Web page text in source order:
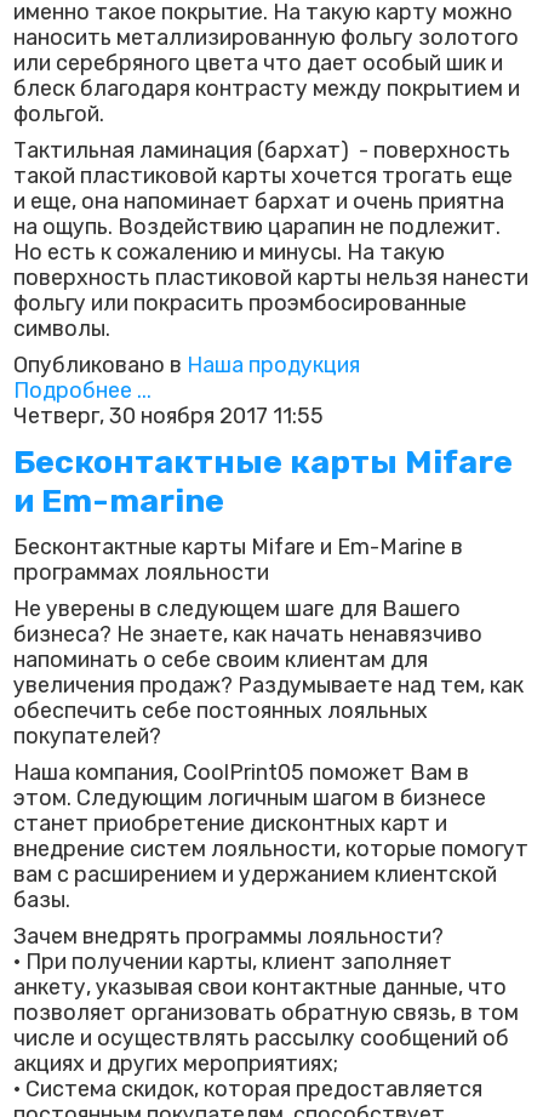
именно такое покрытие. На такую карту можно
наносить металлизированную фольгу золотого
или серебряного цвета что дает особый шик и
блеск благодаря контрасту между покрытием и
фольгой.
Тактильная ламинация (бархат) - поверхность
такой пластиковой карты хочется трогать еще
и еще, она напоминает бархат и очень приятна
на ощупь. Воздействию царапин не подлежит.
Но есть к сожалению и минусы. На такую
поверхность пластиковой карты нельзя нанести
фольгу или покрасить проэмбосированные
символы.
Опубликовано в Наша продукция
Подробнее ...
Четверг, 30 ноября 2017 11:55
Бесконтактные карты Mifare
и Em-marine
Бесконтактные карты Mifare и Em-Marine в
программах лояльности
Не уверены в следующем шаге для Вашего
бизнеса? Не знаете, как начать ненавязчиво
напоминать о себе своим клиентам для
увеличения продаж? Раздумываете над тем, как
обеспечить себе постоянных лояльных
покупателей?
Наша компания, CoolPrint05 поможет Вам в
этом. Следующим логичным шагом в бизнесе
станет приобретение дисконтных карт и
внедрение систем лояльности, которые помогут
вам с расширением и удержанием клиентской
базы.
Зачем внедрять программы лояльности?
• При получении карты, клиент заполняет
анкету, указывая свои контактные данные, что
позволяет организовать обратную связь, в том
числе и осуществлять рассылку сообщений об
акциях и других мероприятиях;
• Система скидок, которая предоставляется